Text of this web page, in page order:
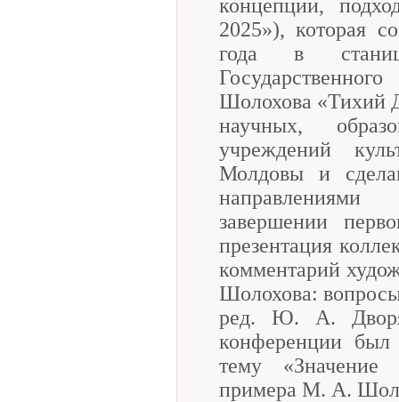
концепции,
2025»), которая
года в
Шолохова «Тихий
научных,
учреждений
Молдовы и
завершении
презентация
комментарий
Шолохова:
ред. Ю. А.
конференции
тему «Значение
примера М. А.